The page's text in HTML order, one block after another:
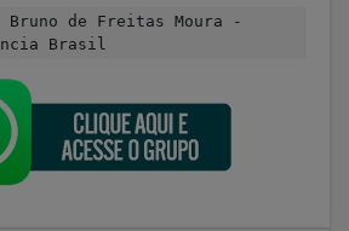
Bruno de Freitas Moura -
Brasil